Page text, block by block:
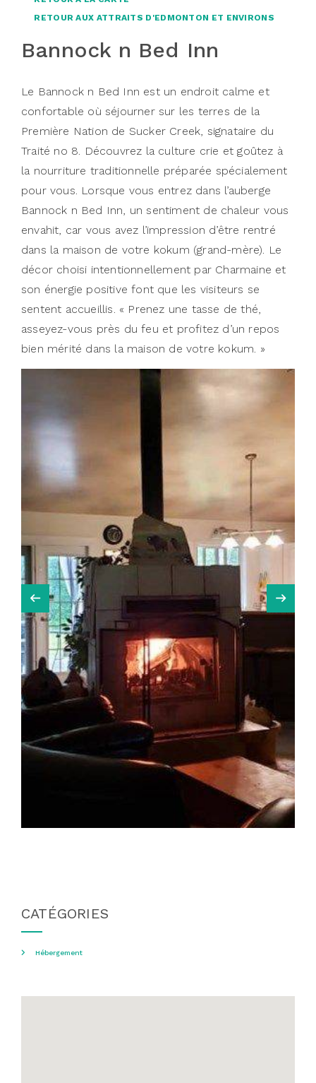
RETOUR AUX ATTRAITS D'EDMONTON ET ENVIRONS
Bannock n Bed Inn
Le Bannock n Bed Inn est un endroit calme et
confortable où séjourner sur les terres de la
Première Nation de Sucker Creek, signataire du
Traité no 8. Découvrez la culture crie et goûtez à
la nourriture traditionnelle préparée spécialement
pour vous. Lorsque vous entrez dans l’auberge
Bannock n Bed Inn, un sentiment de chaleur vous
envahit, car vous avez l’impression d’être rentré
dans la maison de votre kokum (grand-mère). Le
décor choisi intentionnellement par Charmaine et
son énergie positive font que les visiteurs se
sentent accueillis. « Prenez une tasse de thé,
asseyez-vous près du feu et profitez d’un repos
bien mérité dans la maison de votre kokum. »
CATÉGORIES
Hébergement